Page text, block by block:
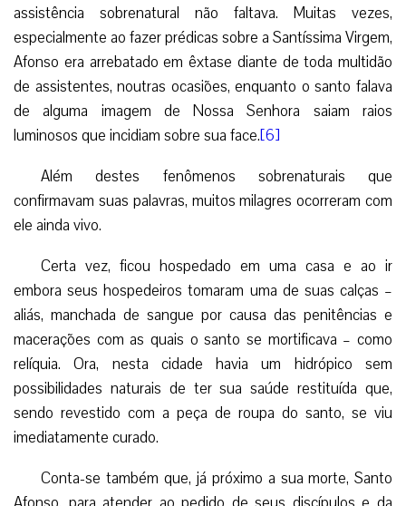
assistência sobrenatural não faltava. Muitas vezes,
especialmente ao fazer prédicas sobre a Santíssima Virgem,
Afonso era arrebatado em êxtase diante de toda multidão
de assistentes, noutras ocasiões, enquanto o santo falava
de alguma imagem de Nossa Senhora saiam raios
luminosos que incidiam sobre sua face.[6]
Além destes fenômenos sobrenaturais que
confirmavam suas palavras, muitos milagres ocorreram com
ele ainda vivo.
Certa vez, ficou hospedado em uma casa e ao ir
embora seus hospedeiros tomaram uma de suas calças –
aliás, manchada de sangue por causa das penitências e
macerações com as quais o santo se mortificava – como
relíquia. Ora, nesta cidade havia um hidrópico sem
possibilidades naturais de ter sua saúde restituída que,
sendo revestido com a peça de roupa do santo, se viu
imediatamente curado.
Conta-se também que, já próximo a sua morte, Santo